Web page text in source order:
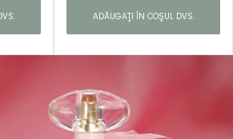
ADĂUGAŢI ÎN COŞUL DVS.